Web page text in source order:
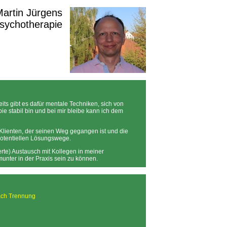
Jürgens
gibt es dafür mentale Techniken, sich von
stabil bin und bei mir bleibe kann ich dem
der seinen Weg gegangen ist und die
Lösungswege.
Austausch mit Kollegen in meiner
in der Praxis sein zu können.
Trennung